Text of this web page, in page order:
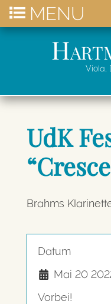
MENU
Viola,
UdK
Brahms
Datum
Mai 20
Vorbei!